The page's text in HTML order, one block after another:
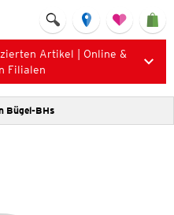
Artikel | Online &
Filialen
Bügel-BHs